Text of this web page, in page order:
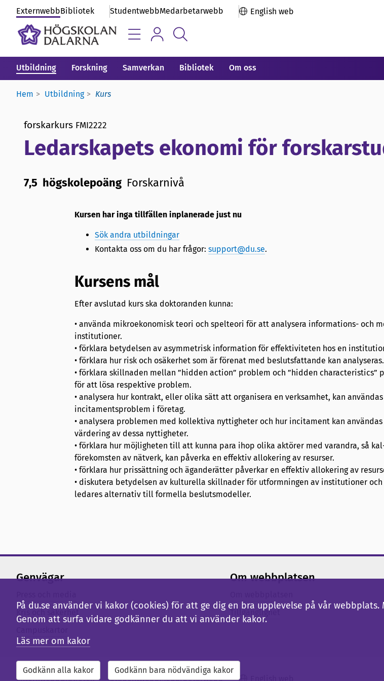
ExternwebbBibliotek StudentwebbMedarbetarwebb English web
Utbildning Forskning Samverkan Bibliotek Om oss
Hem Utbildning Kurs
forskarkurs FMI2222
Ledarskapets ekonomi för
7,5 högskolepoäng Forskarnivå
Kursen har inga tillfällen inplanerade just nu
Sök andra utbildningar
Kontakta oss om du har frågor: support@du.se.
Kursens mål
Efter avslutad kurs ska doktoranden kunna:
• använda mikroekonomisk teori och spelteori för att analysera informations- och
institutioner.
• förklara betydelsen av asymmetrisk information för effektiviteten hos en
• förklara hur risk och osäkerhet som är förenat med beslutsfattande kan analyseras.
• förklara skillnaden mellan ”hidden action” problem och ”hidden characteristics”
för att lösa respektive problem.
• analysera hur kontrakt, eller olika sätt att organisera en verksamhet, kan
incitamentsproblem i företag.
• analysera problemen med kollektiva nyttigheter och hur incitament kan
värdering av dessa nyttigheter.
• förklara hur möjligheten till att kunna para ihop olika aktörer med varandra, så
förekomsten av nätverk, kan påverka en effektiv allokering av resurser.
• förklara hur prissättning och äganderätter påverkar en effektiv allokering av
• diskutera betydelsen av kulturella skillnader för utformningen av institutioner
ledares alternativ till formella beslutsmodeller.
Genvägar Om webbplatsen
Tillgänglighet
ExternwebbBibliotek StudentwebbMedarbetarwebb
På du.se använder vi kakor (cookies) för att ge dig en bra upplevelse på vår
Genom att surfa vidare godkänner du att vi använder kakor.
Läs mer om kakor
Godkänn alla kakor Godkänn bara nödvändiga kakor